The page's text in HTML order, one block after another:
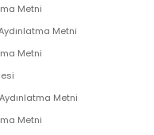
Metni
Metni
Metni
Metni
Metni